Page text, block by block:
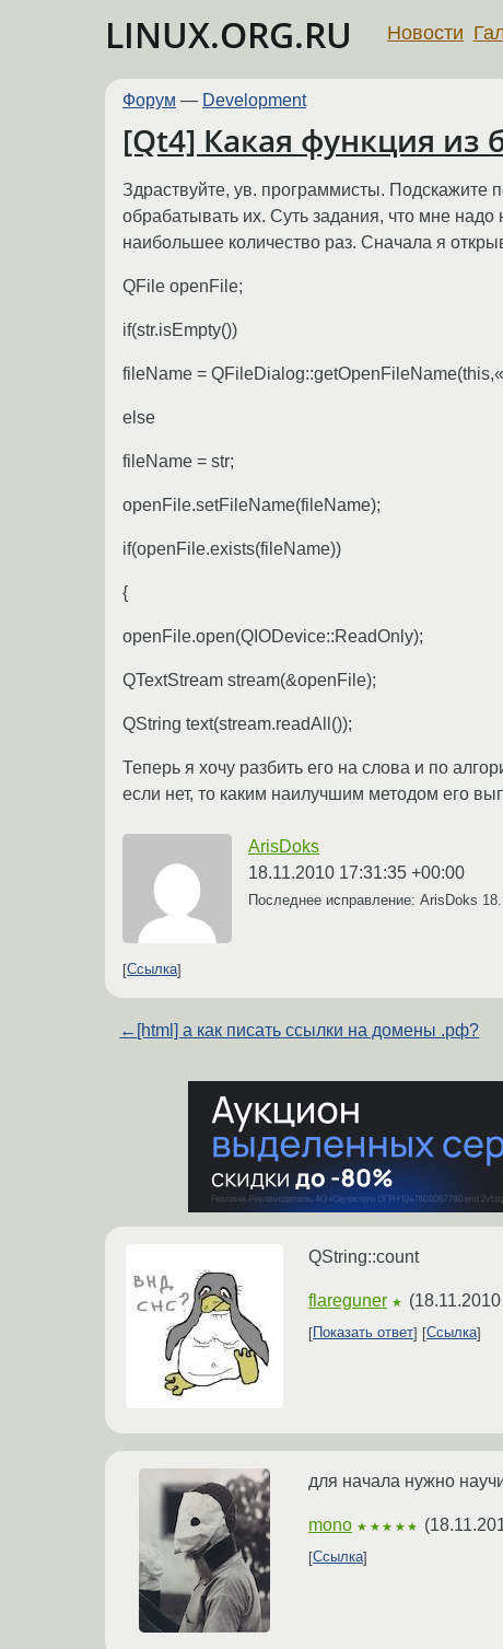
LINUX.ORG.RU Новости
Форум — Development
[Qt4] Какая функция из
Здраствуйте, ув. программисты. Подскажите
обрабатывать их. Суть задания, что мне надо
наибольшее количество раз. Сначала я
QFile openFile;
if(str.isEmpty())
fileName =
else
fileName = str;
openFile.setFileName(fileName);
if(openFile.exists(fileName))
{
openFile.open(QIODevice::ReadOnly);
QTextStream stream(&openFile);
QString text(stream.readAll());
Теперь я хочу разбить его на слова и по
если нет, то каким наилучшим методом его
ArisDoks
18.11.2010 17:31:35 +00:00
Последнее исправление: ArisDoks
Ссылка
← [html] а как писать ссылки на домены .рф?
QString::count
flareguner ★ (
Показать ответ Ссылка
для начала нужно
mono ★★★★★ (
Ссылка